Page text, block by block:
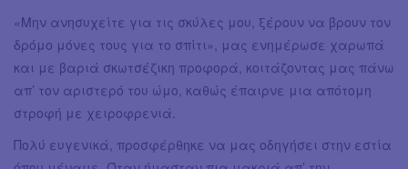
«Μην ανησυχείτε για τις σκύλες μου, ξέρουν να βρουν τον
δρόμο μόνες τους για το σπίτι», μας ενημέρωσε χαρωπά
και με βαριά σκωτσέζικη προφορά, κοιτάζοντας μας πάνω
απ’ τον αριστερό του ώμο, καθώς έπαιρνε μια απότομη
στροφή με χειροφρενιά.
Πολύ ευγενικά, προσφέρθηκε να μας οδηγήσει στην εστία